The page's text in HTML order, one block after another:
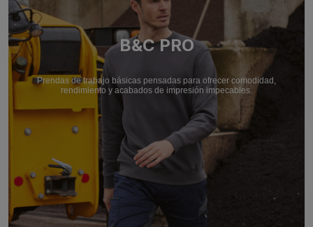
B&C PRO
Prendas de trabajo básicas pensadas para ofrecer comodidad,
rendimiento y acabados de impresión impecables.